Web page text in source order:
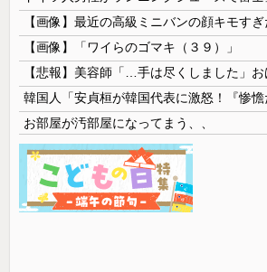
【画像】最近の高級ミニバンの顔キモす
【画像】「ワイらのゴマキ（３９）」
【悲報】美容師「…手は尽くしました」
お部屋が汚部屋になってまう、、